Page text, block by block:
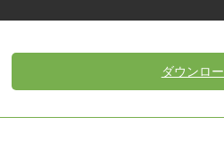
サービスを利用
相談室ヨルド リ
ダウンロ